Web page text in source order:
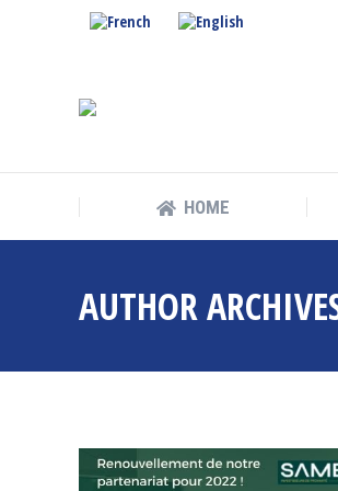
HOME
AUTHOR
HOME